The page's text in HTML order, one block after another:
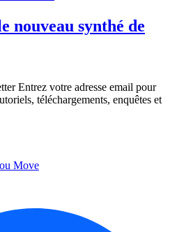
nouveau synthé de
Entrez votre adresse email pour
téléchargements, enquêtes et
Move